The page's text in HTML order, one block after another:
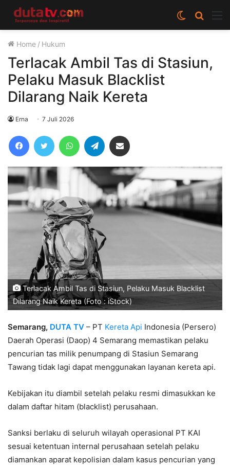
Cari
berita
Switch
skin
Home / Hukum
Terlacak Ambil Tas di Stasiun,
Pelaku Masuk Blacklist
Dilarang Naik Kereta
Erna 7 Juli 2026
FacebookTwitter WhatsAppTelegram
Terlacak Ambil Tas di Stasiun, Pelaku Masuk Blacklist
Dilarang Naik Kereta (Foto : iStock)
Semarang, DUTA TV – PT Kereta Api Indonesia (Persero)
Daerah Operasi (Daop) 4 Semarang memastikan pelaku
pencurian tas milik penumpang di Stasiun Semarang
Tawang tidak lagi dapat menggunakan layanan kereta api.
Kebijakan itu diambil setelah pelaku resmi dimasukkan ke
dalam daftar hitam (blacklist) perusahaan.
Sanksi berlaku di seluruh wilayah operasional PT KAI
sesuai ketentuan internal perusahaan setelah pelaku
diamankan aparat kepolisian dalam kasus pencurian yang